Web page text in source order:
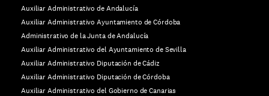
Auxiliar Administrativo de Andalucía
Auxiliar Administrativo Ayuntamiento de Córdoba
Administrativo de la Junta de Andalucía
Auxiliar Administrativo del Ayuntamiento de Sevilla
Auxiliar Administrativo Diputación de Cádiz
Auxiliar Administrativo Diputación de Córdoba
Auxiliar Administrativo del Gobierno de Canarias